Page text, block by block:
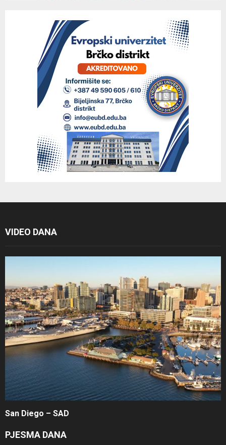
VIDEO DANA
San Diego – SAD
PJESMA DANA